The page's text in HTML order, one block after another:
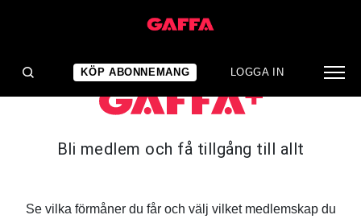
KÖP ABONNEMANG LOGGA IN
Bli medlem och få tillgång till allt
Se vilka förmåner du får och välj vilket medlemskap du